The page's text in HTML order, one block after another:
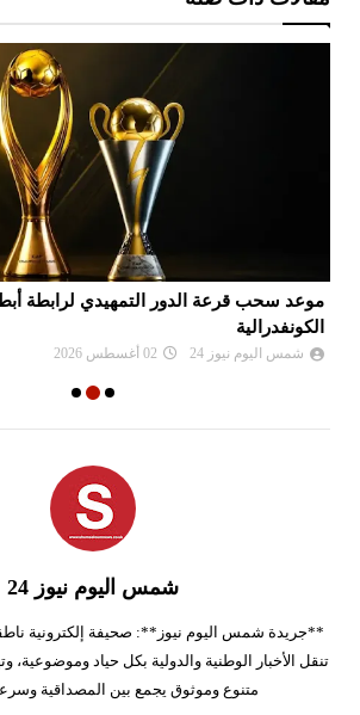
موعد سحب قرعة الدور التمهيدي لرابطة
الكونفدرالية
شمس اليوم نيوز 24 02 أغسطس 2026
شمس اليوم نيوز 24
**جريدة شمس اليوم نيوز**: صحيفة إلكترونية
تنقل الأخبار الوطنية والدولية بكل حياد
متنوع وموثوق يجمع بين المصداقية